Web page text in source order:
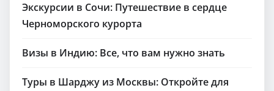
Экскурсии в Сочи: Путешествие в сердце
Черноморского курорта
Визы в Индию: Все, что вам нужно знать
Туры в Шарджу из Москвы: Откройте для